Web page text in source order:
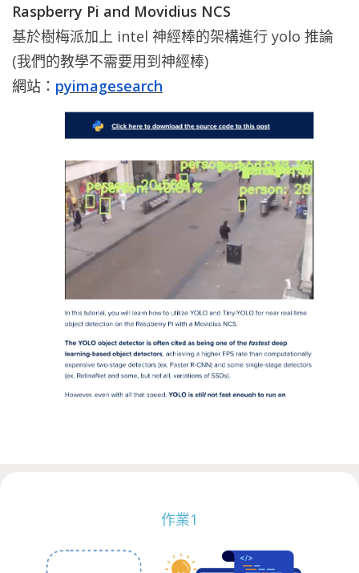
Raspberry Pi and Movidius NCS
基於樹梅派加上 intel 神經棒的架構進行 yolo 推論
(我們的教學不需要用到神經棒)
網站： pyimagesearch
作業1